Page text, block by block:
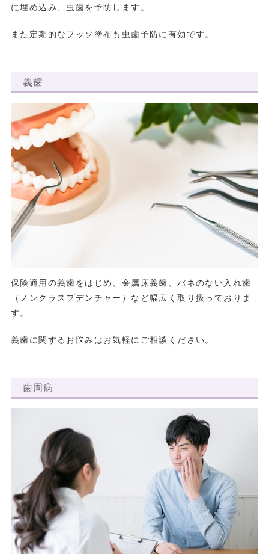
に埋め込み、虫歯を予防します。
また定期的なフッソ塗布も虫歯予防に有効です。
義歯
保険適用の義歯をはじめ、金属床義歯、バネのない入れ歯
（ノンクラスプデンチャー）など幅広く取り扱っておりま
す。
義歯に関するお悩みはお気軽にご相談ください。
歯周病